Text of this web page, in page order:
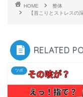
HOME
整体
【首こりとストレスの
RELATED
ツボ